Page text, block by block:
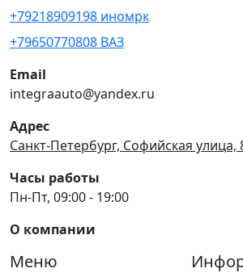
+79218909198 иномрк
+79650770808 ВАЗ
Email
integraauto@yandex.ru
Адрес
Санкт-Петербург, Софийская улица,
Часы работы
Пн-Пт, 09:00 - 19:00
О компании
Меню